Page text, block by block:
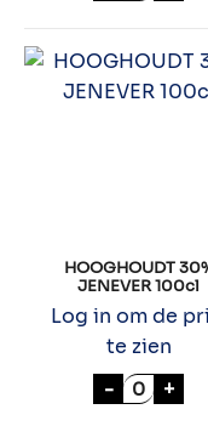
HOOGHOUDT
JENEVER 100cl
Log in om de
te zien
-
+